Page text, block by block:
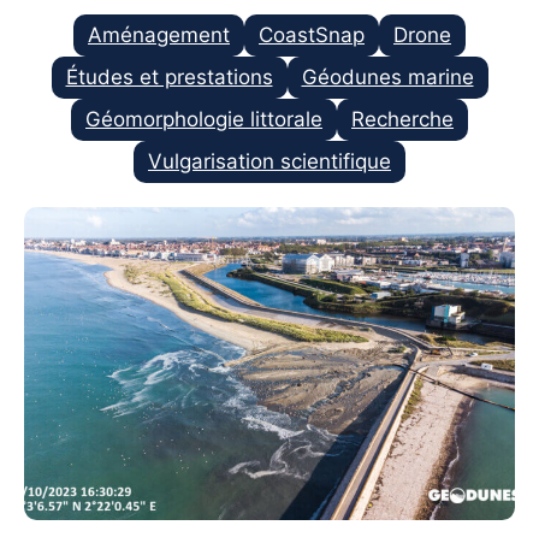
Aménagement CoastSnap
Drone
Études et prestations
Géodunes marine
Géomorphologie littorale
Recherche
Vulgarisation scientifique